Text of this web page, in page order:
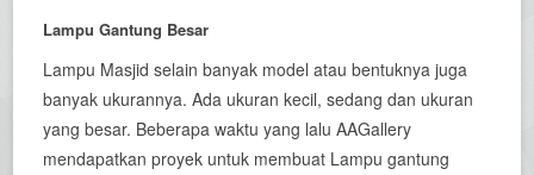
Lampu Gantung Besar
Lampu Masjid selain banyak model atau bentuknya juga
banyak ukurannya. Ada ukuran kecil, sedang dan ukuran
yang besar. Beberapa waktu yang lalu AAGallery
mendapatkan proyek untuk membuat Lampu gantung